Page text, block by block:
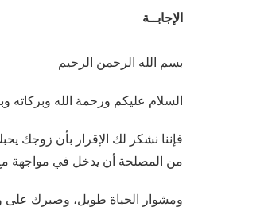
الإجابــة
بسم الله الرحمن الرحيم
السلام عليكم ورحمة الله وبركاته
فإننا نشكر لك الإقرار بأن زوجك
من المصلحة أن يدخل في مواجهة مع
ومشوار الحياة طويل، وصبرك على